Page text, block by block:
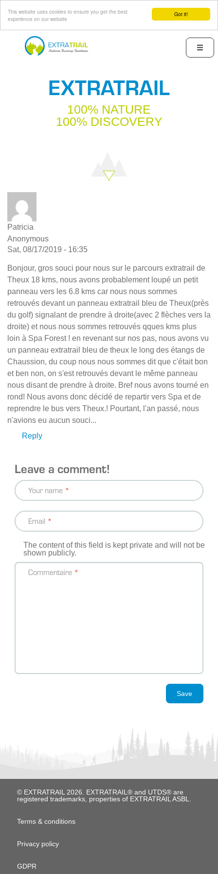
Got it!
This website uses cookies to ensure you get the best
experience on our website
Menu
EXTRATRAIL
100% NATURE
100% DISCOVERY
Patricia
Anonymous
Sat, 08/17/2019 - 16:35
Bonjour, gros souci pour nous sur le parcours extratrail de
Theux 18 kms, nous avons probablement loupé un petit
panneau vers les 6.8 kms car nous nous sommes
retrouvés devant un panneau extratrail bleu de Theux(près
du golf) signalant de prendre à droite(avec 2 flèches vers la
droite) et nous nous sommes retrouvés qques kms plus
loin à Spa Forest ! en revenant sur nos pas, nous avons vu
un panneau extratrail bleu de theux le long des étangs de
Chaussion, du coup nous nous sommes dit que c'était bon
et ben non, on s'est retrouvés devant le même panneau
nous disant de prendre à droite. Bref nous avons tourné en
rond! Nous avons donc décidé de repartir vers Spa et de
reprendre le bus vers Theux.! Pourtant, l'an passé, nous
n'avions eu aucun souci...
Reply
Leave a comment!
Your name
Email
The content of this field is kept private and will not be
shown publicly.
Commentaire
Save
© EXTRATRAIL 2026. EXTRATRAIL® and UTDS® are
registered trademarks, properties of EXTRATRAIL ASBL.
M
Terms & conditions
Privacy policy
GDPR